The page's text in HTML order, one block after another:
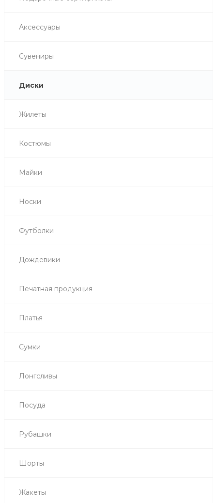
Аксессуары
Сувениры
Диски
Жилеты
Костюмы
Майки
Носки
Футболки
Дождевики
Печатная продукция
Платья
Сумки
Лонгсливы
Посуда
Рубашки
Шорты
Жакеты